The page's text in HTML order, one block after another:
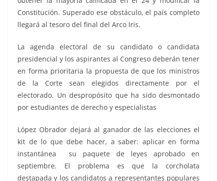
Constitución. Superado ese obstáculo, el país completo
llegará al tesoro del final del Arco Iris.
La agenda electoral de su candidato o candidata
presidencial y los aspirantes al Congreso deberán tener
en forma prioritaria la propuesta de que los ministros
de la Corte sean elegidos directamente por el
electorado. Un despropósito que ha sido desmontado
por estudiantes de derecho y especialistas
López Obrador dejará al ganador de las elecciones el
kit de lo que debe hacer, a saber: aplicar en forma
instantánea su paquete de leyes aprobado en
septiembre. El problema es que la corcholata
destapada y los candidatos a representantes populares